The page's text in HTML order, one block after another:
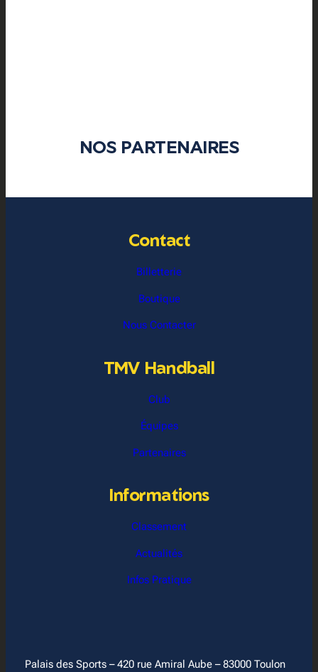
NOS PARTENAIRES
Contact
Billetterie
Boutique
Nous Contacter
TMV Handball
Club
Équipes
Partenaires
Informations
Classement
Actualités
Infos Pratique
Palais des Sports – 420 rue Amiral Aube – 83000 Toulon